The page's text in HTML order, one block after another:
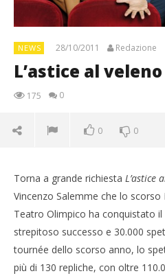
NEWS 28/10/2011 Redazione
L’astice al veleno
175 0
0 0
Torna a grande richiesta L’astice
Vincenzo Salemme che lo
Teatro Olimpico ha conquistato
strepitoso successo e 30.000
tournée dello scorso anno, lo
più di 130 repliche, con oltre